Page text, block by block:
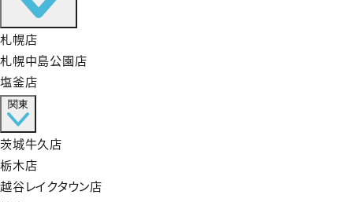
札幌店
札幌中島公園店
塩釜店
関東
茨城牛久店
栃木店
越谷レイクタウン店